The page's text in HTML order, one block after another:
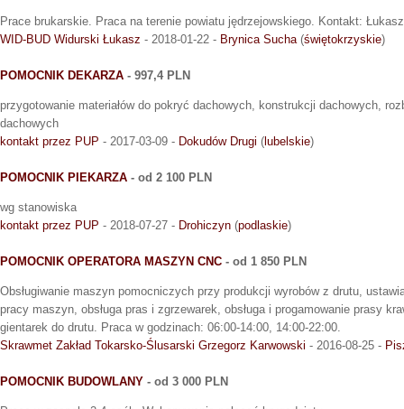
Prace brukarskie. Praca na terenie powiatu jędrzejowskiego. Kontakt:
WID-BUD Widurski Łukasz - 2018-01-22 - Brynica Sucha(świętokrzyskie)
POMOCNIK DEKARZA - 997,4 PLN
przygotowanie materiałów do pokryć dachowych, konstrukcji dachowych,
dachowych
kontakt przez PUP - 2017-03-09 - Dokudów Drugi ( lubelskie)
POMOCNIK PIEKARZA - od 2 100 PLN
wg stanowiska
kontakt przez PUP - 2018-07-27 - Drohiczyn (podlaskie)
POMOCNIK OPERATORA MASZYN CNC - od 1 850 PLN
Obsługiwanie maszyn pomocniczych przy produkcji wyrobów z drutu,
pracy maszyn, obsługa pras i zgrzewarek, obsługa i progamowanie prasy
gientarek do drutu. Praca w godzinach: 06:00-14:00, 14:00-22:00.
Skrawmet Zakład Tokarsko-Ślusarski Grzegorz Karwowski - 2016-08-25 -
POMOCNIK BUDOWLANY - od 3 000 PLN